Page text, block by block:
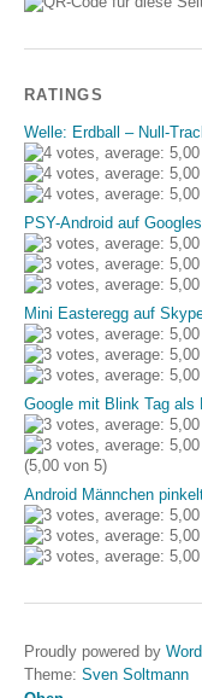
RATINGS
Welle: Erdball – Null-
PSY-Android auf
Mini Easteregg auf
Google mit Blink Tag als
(5,00 von 5)
Android Männchen
Proudly powered by
Theme: Sven Soltmann